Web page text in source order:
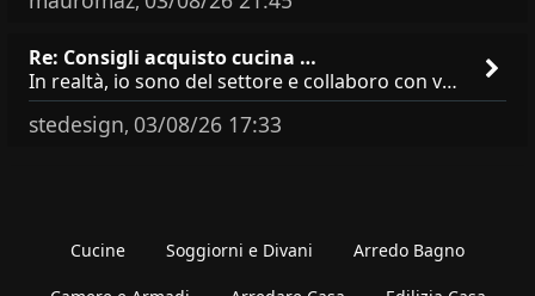
Re: Consigli acquisto cucina …
In realtà, io sono del settore e collaboro con vari negozi, ti possono dire che sono tutti brand abbastanza simili come
stedesign, 03/08/26 17:33
Cucine Soggiorni e Divani Arredo Bagno